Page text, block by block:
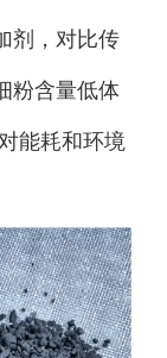
剂，对比传
粉含量低体
能耗和环境